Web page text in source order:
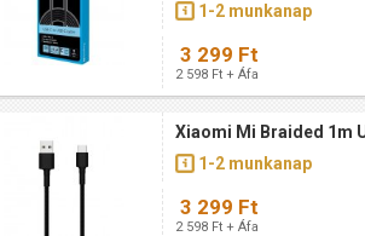
1-2 munkanap
3 299 Ft
2 598 Ft + Áfa
Xiaomi Mi Braided 1m
1-2 munkanap
3 299 Ft
2 598 Ft + Áfa